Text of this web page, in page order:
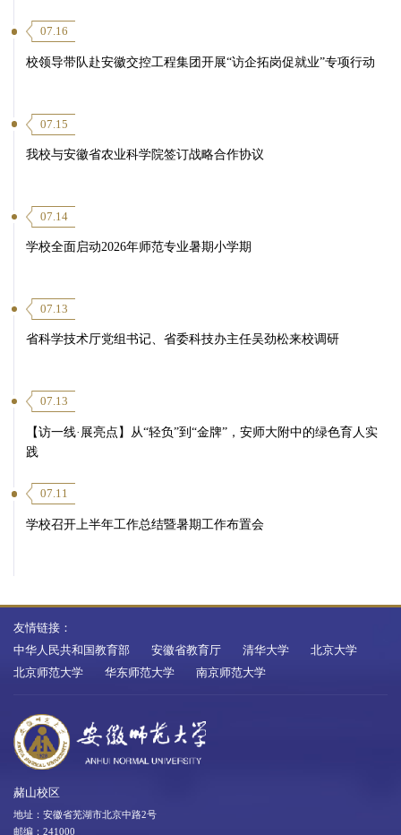
07.16
校领导带队赴安徽交控工程集团开展“访企拓岗促就业”专项行动
07.15
我校与安徽省农业科学院签订战略合作协议
07.14
学校全面启动2026年师范专业暑期小学期
07.13
省科学技术厅党组书记、省委科技办主任吴劲松来校调研
07.13
【访一线·展亮点】从“轻负”到“金牌”，安师大附中的绿色育人实
践
07.11
学校召开上半年工作总结暨暑期工作布置会
友情链接：
中华人民共和国教育部
安徽省教育厅 清华大学
北京大学
北京师范大学
华东师范大学 南京师范大学
赭山校区
地址：安徽省芜湖市北京中路2号
邮编：241000